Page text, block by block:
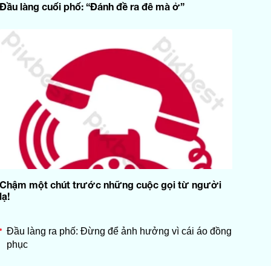
Đầu làng cuối phố: “Đánh đề ra đê mà ở”
Chậm một chút trước những cuộc gọi từ người
lạ!
Đầu làng ra phố: Đừng để ảnh hưởng vì cái áo đồng
phục
12:00
Phim truyện: Sợi dây chuyền
định mệnh - Tập 16
12:45
Bảo vệ nền tảng tư tưởng của
Đảng: Chung tay xây dựng
"vùng xanh" thông tin trên
không gian mạng
Chương trình Khoa giáo: Mắt
13:25
Sức khỏe là vàng: Điều trị sỏi
mật hiện nay - An toàn, hiệu